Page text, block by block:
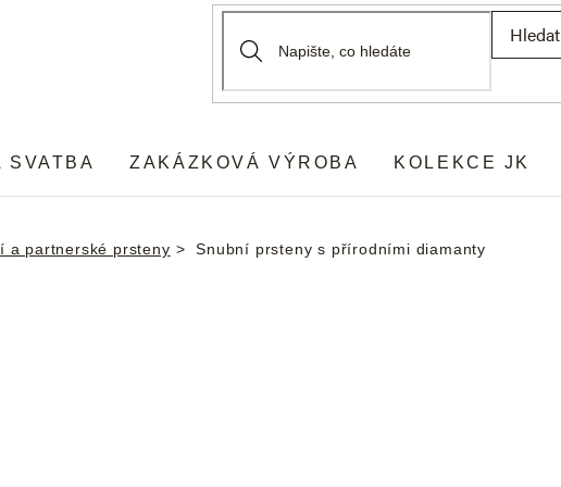
Hledat
SVATBA ZAKÁZKOVÁ VÝROBA KOLEKCE JK
a partnerské prsteny Snubní prsteny s přírodními diamanty